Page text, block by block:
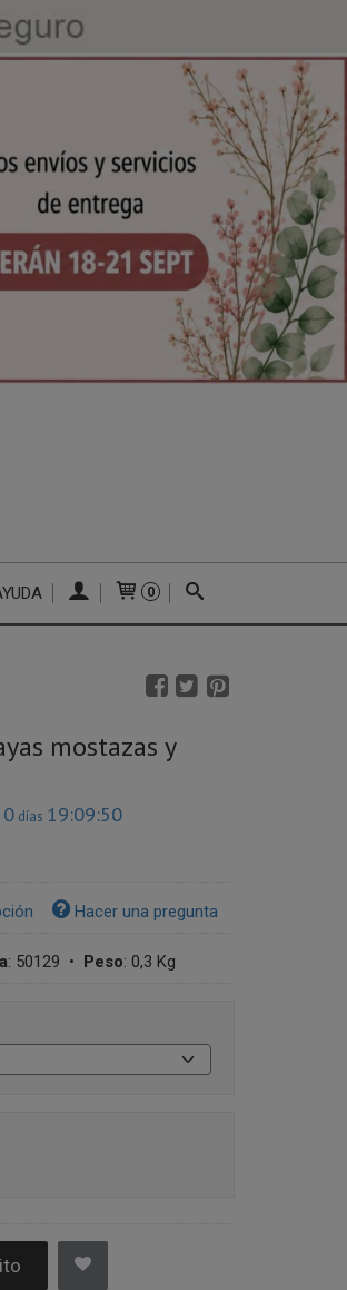
0
mostazas y
0 días 19:09:49
Hacer una pregunta
: 50129 • Peso: 0,3 Kg